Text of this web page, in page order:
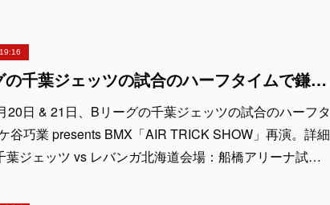
Bリーグの千葉ジェッツの試合のハーフタイムで鎌ケ谷巧業 presents BMX「AIR TRICK SHOW」を再演
20日 & 21日、Bリーグの千葉ジェッツの試合のハーフタ
谷巧業 presents BMX「AIR TRICK SHOW」再演。詳細
葉ジェッツ vs レバンガ北海道会場：船橋アリーナ試…